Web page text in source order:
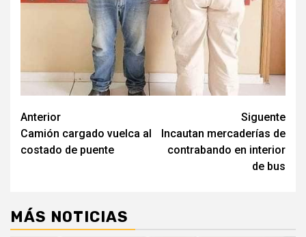
Navegación
de
Anterior
Camión cargado vuelca al
costado de puente
Siguente
Incautan mercaderías de
contrabando en interior
de bus
MÁS NOTICIAS